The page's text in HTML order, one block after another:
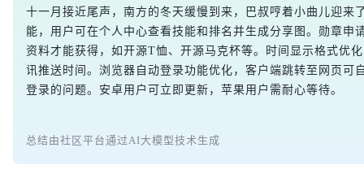
十一月接近尾声，南方的冬天缓慢到来，巴叔哼着小曲儿迎
勋章需用户主动申请并提供资料才能获得，如开源T恤、开源
网页可自动登录APP账户，解决用户投票或报名需重复登录的